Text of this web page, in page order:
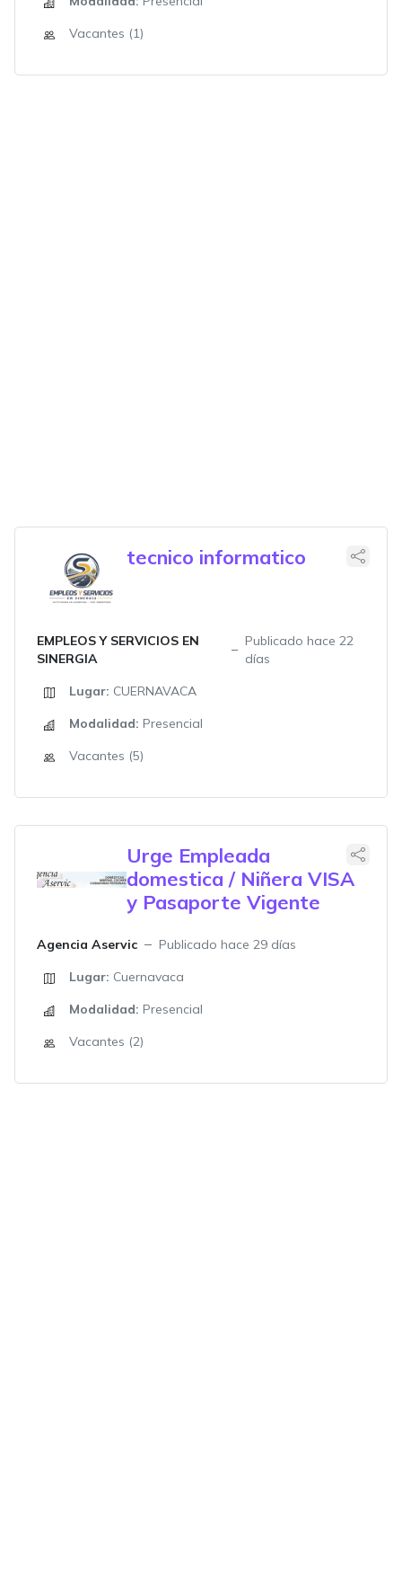
Vacantes (1)
tecnico informatico
EMPLEOS Y SERVICIOS EN
SINERGIA
Publicado hace 22
días
Lugar: CUERNAVACA
Modalidad: Presencial
Vacantes (5)
Urge Empleada
domestica / Niñera VISA
y Pasaporte Vigente
Agencia Aservic
Publicado hace 29 días
Lugar: Cuernavaca
Modalidad: Presencial
Vacantes (2)